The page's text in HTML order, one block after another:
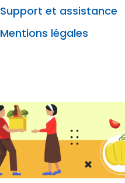
Support et assistance
Mentions légales